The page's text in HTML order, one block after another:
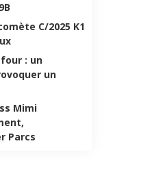
C/2025 K1
: un
un
Mimi
Parcs